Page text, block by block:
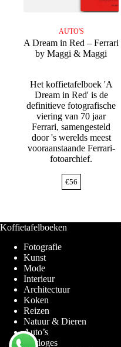
AUTO'S
A Dream in Red – Ferrari
by Maggi & Maggi
Het koffietafelboek 'A
Dream in Red' is de
definitieve fotografische
viering van 70 jaar
Ferrari, samengesteld
door 's werelds meest
vooraanstaande Ferrari-
fotoarchief.
€56
Koffietafelboeken
Fotografie
Kunst
Mode
Interieur
Architectuur
Koken
Reizen
Natuur & Dieren
Auto’s
Horloges